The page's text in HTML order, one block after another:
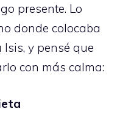
presente. Lo
donde colocaba
y pensé que
con más calma: